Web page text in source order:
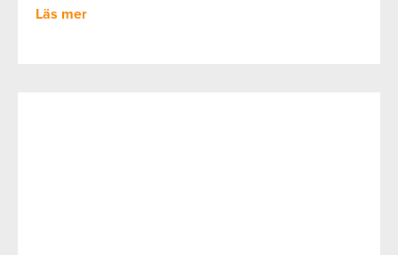
Läs mer